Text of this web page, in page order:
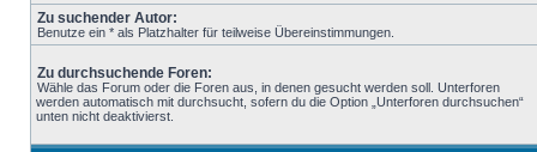
Zu suchender Autor:
Benutze ein * als Platzhalter für teilweise Übereinstimmungen.
Zu durchsuchende Foren:
Wähle das Forum oder die Foren aus, in denen gesucht werden soll. Unterforen
werden automatisch mit durchsucht, sofern du die Option „Unterforen durchsuchen“
unten nicht deaktivierst.